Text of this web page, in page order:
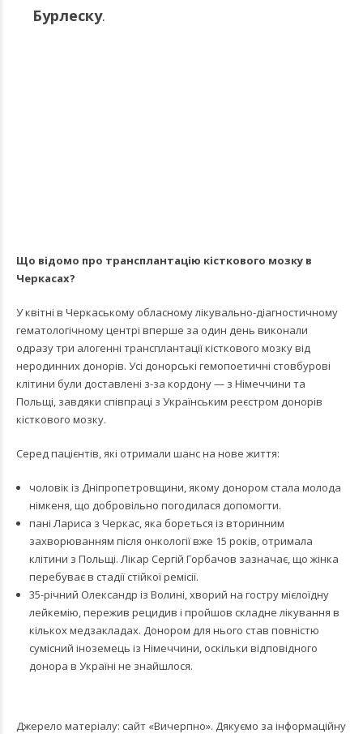
Бурлеску.
Що відомо про трансплантацію кісткового мозку в
Черкасах?
У квітні в Черкаському обласному лікувально-діагностичному
гематологічному центрі вперше за один день виконали
одразу три алогенні трансплантації кісткового мозкувід
неродинних донорів. Усі донорські гемопоетичні стовбурові
клітини були доставлені з-за кордону — з Німеччини та
Польщі, завдяки співпраці з Українським реєстром донорів
кісткового мозку.
Серед пацієнтів, які отримали шанс на нове життя:
чоловік із Дніпропетровщини, якому донором стала молода
німкеня, що добровільно погодилася допомогти.
пані Лариса з Черкас, яка бореться із вторинним
захворюванням після онкології вже 15 років, отримала
клітини з Польщі. Лікар Сергій Горбачов зазначає, що жінка
перебуває в стадії стійкої ремісії.
35-річний Олександр із Волині, хворий на гостру мієлоїдну
лейкемію, пережив рецидив і пройшов складне лікування в
кількох медзакладах. Донором для нього став повністю
сумісний іноземець із Німеччини, оскільки відповідного
донора в Україні не знайшлося.
Джерело матеріалу: сайт «Вичерпно». Дякуємо за інформаційну